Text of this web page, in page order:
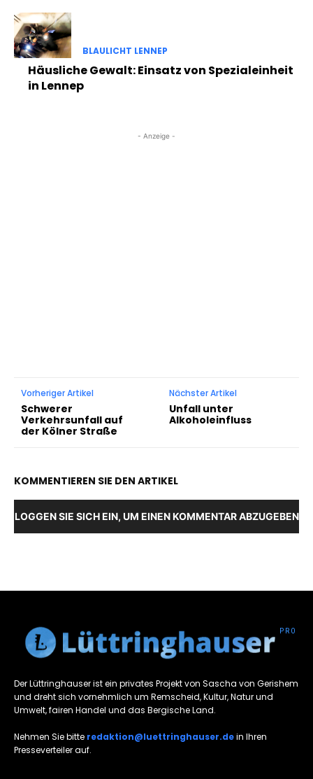
BLAULICHT LENNEP
Häusliche Gewalt: Einsatz von Spezialeinheit
in Lennep
- Anzeige -
Vorheriger Artikel
Schwerer
Verkehrsunfall auf
der Kölner Straße
Nächster Artikel
Unfall unter
Alkoholeinfluss
KOMMENTIEREN SIE DEN ARTIKEL
LOGGEN SIE SICH EIN, UM EINEN KOMMENTAR ABZUGEBEN
Der Lüttringhauser ist ein privates Projekt von Sascha von Gerishem
und dreht sich vornehmlich um Remscheid, Kultur, Natur und
Umwelt, fairen Handel und das Bergische Land.
Nehmen Sie bitte redaktion@luettringhauser.dein Ihren
Presseverteiler auf.